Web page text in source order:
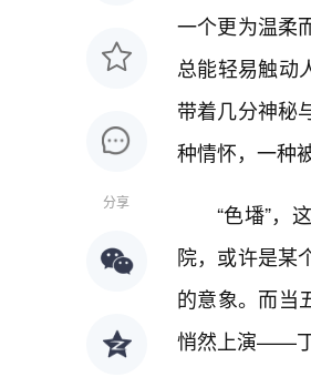
分享
一个更为温柔
总能轻易触动
带着几分神秘
种情怀，一种
“色墦”，
院，或许是某
的意象。而当
悄然上演——丁